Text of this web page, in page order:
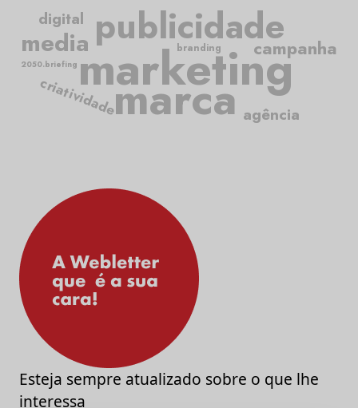
marketing
publicidade
marca
criatividade
campanha
media
agência
digital
2050.briefing
branding
Esteja sempre atualizado sobre o que lhe
interessa